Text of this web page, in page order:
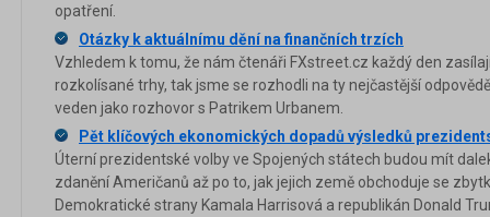
opatření.
Otázky k aktuálnímu dění na finančních trzích
Vzhledem k tomu, že nám čtenáři FXstreet.cz každý den
rozkolísané trhy, tak jsme se rozhodli na ty nejčastější
veden jako rozhovor s Patrikem Urbanem.
Pět klíčových ekonomických dopadů výsledků
Úterní prezidentské volby ve Spojených státech budou mít
zdanění Američanů až po to, jak jejich země obchoduje se
Demokratické strany Kamala Harrisová a republikán Donald